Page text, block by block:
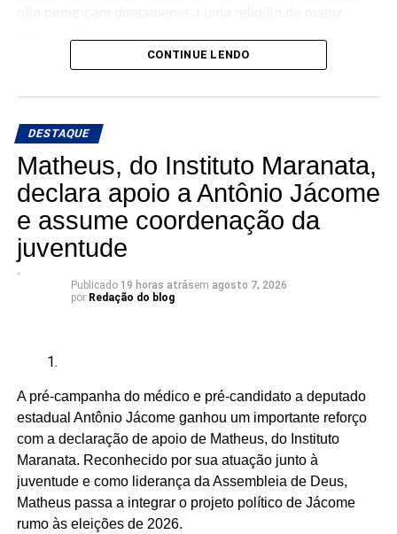
compromisso público com a agenda da articulação.
“Ninguém pode falar melhor por nós do que nós mesmos.
ocupando os parlamentos, continuaremos sendo
lembrados apenas em momentos pontuais”, dizem os
candidatos à Câmara.
A articulação reúne seis candidatos à Câmara dos
Deputados:
Wesley Mendes (BA)
Mãe Bernadete de Oxóssi (BA)
Ariane Magalhães (RJ)
CONTINUE LENDO
DESTAQUE
Matheus, do Instituto Maranata,
declara apoio a Antônio Jácome
e assume coordenação da
juventude
Publicado 19 horas atrásem agosto 7, 2026
por Redação do blog
A pré-campanha do médico e pré-candidato a deputado
estadual Antônio Jácome ganhou um importante reforço
com a declaração de apoio de Matheus, do Instituto
Maranata. Reconhecido por sua atuação junto à
juventude e como liderança da Assembleia de Deus,
Matheus passa a integrar o projeto político de Jácome
rumo às eleições de 2026.